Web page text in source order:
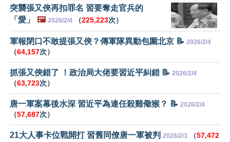
突襲張又俠再扣罪名 習要奪走官兵的
「愛」
🖼️ 2026/2/4 （225,223次）
軍報閉口不敢提張又俠？傳軍隊異動包圍北京 📝 2026/2/4
（64,157次）
抓張又俠錯了 ！政治局大佬要習近平糾錯 📝 2026/2/4
（63,723次）
唐一軍案幕後水深 習近平為連任殺雞儆猴？ 📝 2026/2/4
（57,687次）
21大人事卡位戰開打 習舊同僚唐一軍被判 2026/2/3 （57,472